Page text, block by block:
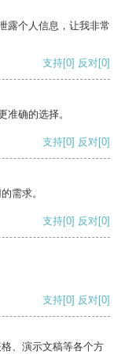
露个人信息，让我非常
支持[0] 反对[0]
准确的选择。
支持[0] 反对[0]
需求。
支持[0] 反对[0]
支持[0] 反对[0]
、演示文稿等各个方